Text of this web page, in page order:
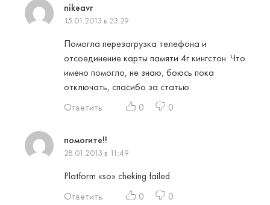
nikeavr
15.01.2013 в 23:29
Помогла перезагрузка телефона и
отсоединение карты памяти 4г кингстон. Что
имено помогло, не знаю, боюсь пока
отключать, спасибо за статью
Ответить
0 0
помогите!!
28.01.2013 в 11:49
Platform «so» cheking failed
Ответить
0 0